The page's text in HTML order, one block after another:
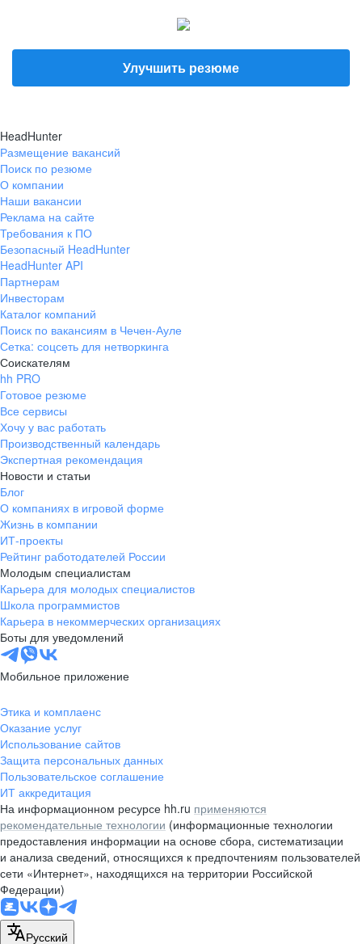
Улучшить резюме
HeadHunter
Размещение вакансий
Поиск по резюме
О компании
Наши вакансии
Реклама на сайте
Требования к ПО
Безопасный HeadHunter
HeadHunter API
Партнерам
Инвесторам
Каталог компаний
Поиск по вакансиям в Чечен-Ауле
Сетка: соцсеть для нетворкинга
Соискателям
hh PRO
Готовое резюме
Все сервисы
Хочу у вас работать
Производственный календарь
Экспертная рекомендация
Новости и статьи
Блог
О компаниях в игровой форме
Жизнь в компании
ИТ-проекты
Рейтинг работодателей России
Молодым специалистам
Карьера для молодых специалистов
Школа программистов
Карьера в некоммерческих организациях
Боты для уведомлений
Мобильное приложение
Этика и комплаенс
Оказание услуг
Использование сайтов
Защита персональных данных
Пользовательское соглашение
ИТ аккредитация
На информационном ресурсе hh.ru применяются
рекомендательные технологии (информационные технологии
предоставления информации на основе сбора, систематизации
и анализа сведений, относящихся к предпочтениям пользователей
сети «Интернет», находящихся на территории Российской
Федерации)
Русский